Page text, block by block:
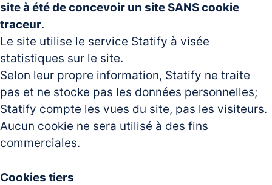
site à été de concevoir un site SANS cookie
traceur.
Le site utilise le service Statify à visée
statistiques sur le site.
Selon leur propre information, Statify ne traite
pas et ne stocke pas les données personnelles;
Statify compte les vues du site, pas les visiteurs.
Aucun cookie ne sera utilisé à des fins
commerciales.
Cookies tiers